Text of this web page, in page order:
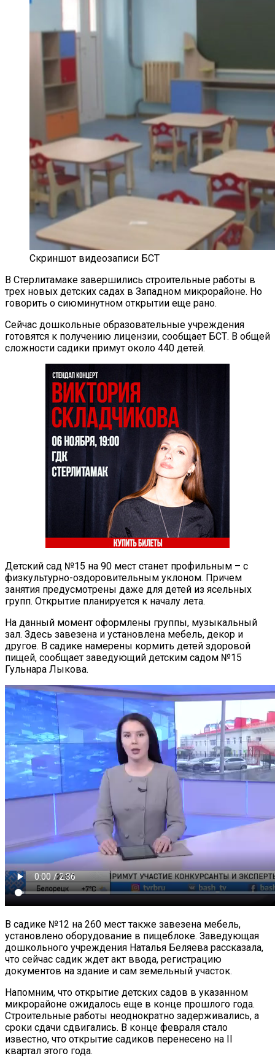
Скриншот видеозаписи БСТ
В Стерлитамаке завершились строительные работы в
трех новых детских садах в Западном микрорайоне. Но
говорить о сиюминутном открытии еще рано.
Сейчас дошкольные образовательные учреждения
готовятся к получению лицензии, сообщает БСТ. В общей
сложности садики примут около 440 детей.
Детский сад №15 на 90 мест станет профильным – с
физкультурно-оздоровительным уклоном. Причем
занятия предусмотрены даже для детей из ясельных
групп. Открытие планируется к началу лета.
На данный момент оформлены группы, музыкальный
зал. Здесь завезена и установлена мебель, декор и
другое. В садике намерены кормить детей здоровой
пищей, сообщает заведующий детским садом №15
Гульнара Лыкова.
В садике №12 на 260 мест также завезена мебель,
установлено оборудование в пищеблоке. Заведующая
дошкольного учреждения Наталья Беляева рассказала,
что сейчас садик ждет акт ввода, регистрацию
документов на здание и сам земельный участок.
Напомним, что открытие детских садов в указанном
микрорайоне ожидалось еще в конце прошлого года.
Строительные работы неоднократно задерживались, а
сроки сдачи сдвигались. В конце февраля стало
известно, что открытие садиков перенесено на II
квартал этого года.